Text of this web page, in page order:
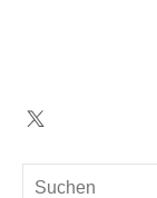
Suchen
Twitter